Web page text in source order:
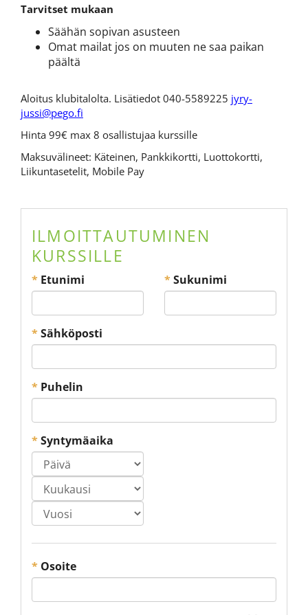
Tarvitset mukaan
Säähän sopivan asusteen
Omat mailat jos on muuten ne saa paikan
päältä
Aloitus klubitalolta. Lisätiedot 040-5589225 jyry-
jussi@pego.fi
Hinta 99€ max 8 osallistujaa kurssille
Maksuvälineet: Käteinen, Pankkikortti, Luottokortti,
Liikuntasetelit, Mobile Pay
ILMOITTAUTUMINEN
KURSSILLE
* Etunimi *Sukunimi
*Sähköposti
* Puhelin
*Syntymäaika
* Osoite